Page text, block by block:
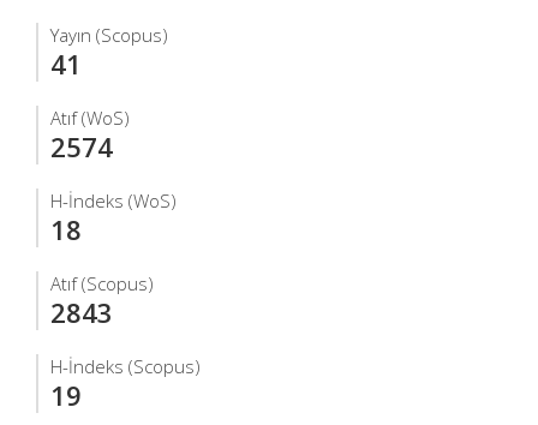
Yayın (Scopus)
41
Atıf (WoS)
2574
H-İndeks (WoS)
18
Atıf (Scopus)
2843
H-İndeks (Scopus)
19